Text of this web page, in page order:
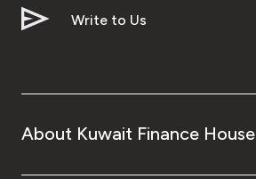
Write to Us
About Kuwait Finance House